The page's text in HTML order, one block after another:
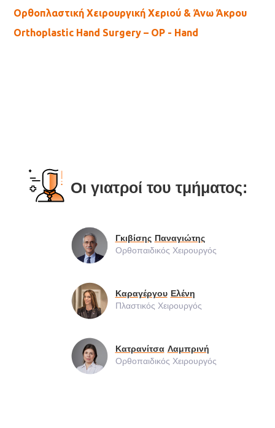
Ορθοπλαστική Χειρουργική Χεριού & Άνω Άκρου
Orthoplastic Hand Surgery – OP - Hand
Οι γιατροί του τμήματος:
Γκιβίσης Παναγιώτης
Ορθοπαιδικός Χειρουργός
Καραγέργου Ελένη
Πλαστικός Χειρουργός
Κατρανίτσα Λαμπρινή
Ορθοπαιδικός Χειρουργός